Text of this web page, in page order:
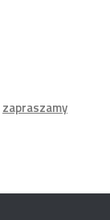
zapraszamy